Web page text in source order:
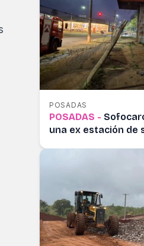
POSADAS
POSADAS -
una ex estación de